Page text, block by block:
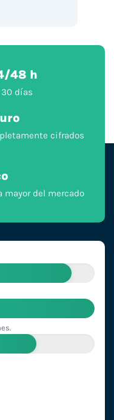
48 h
días
cifrados
mayor del mercado